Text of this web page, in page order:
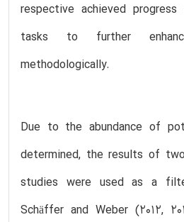
respective achieved
tasks to further
methodologically.
Due to the abundance of
determined, the results of
studies were used as a
Schäffer and Weber (2012,